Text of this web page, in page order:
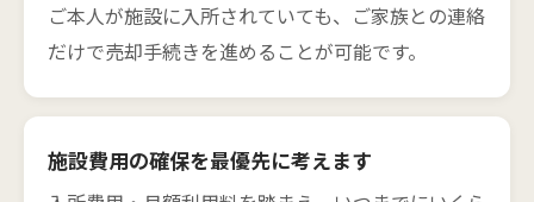
ご本人が施設に入所されていても、ご家族との連絡
だけで売却手続きを進めることが可能です。
施設費用の確保を最優先に考えます